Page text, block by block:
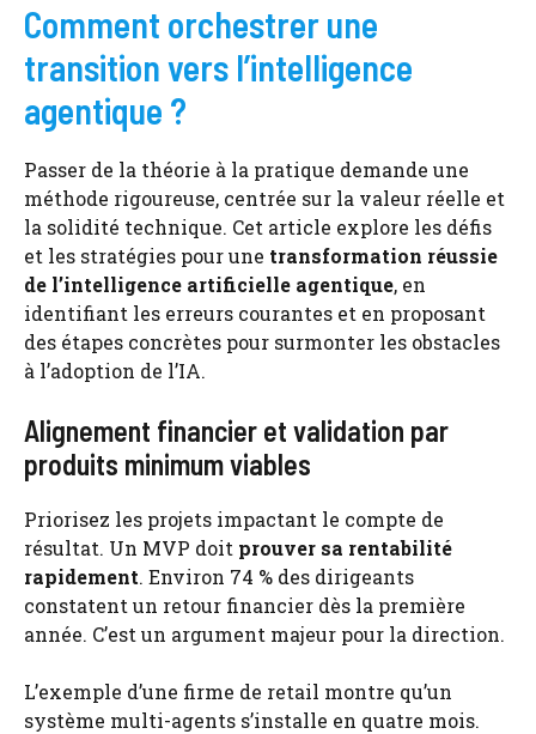
Comment orchestrer une
transition vers l’intelligence
agentique ?
Passer de la théorie à la pratique demande une
méthode rigoureuse, centrée sur la valeur réelle et
la solidité technique. Cet article explore les défis
et les stratégies pour une transformation réussie
de l’intelligence artificielle agentique, en
identifiant les erreurs courantes et en proposant
des étapes concrètes pour surmonter les obstacles
à l’adoption de l’IA.
Alignement financier et validation par
produits minimum viables
Priorisez les projets impactant le compte de
résultat. Un MVP doit prouver sa rentabilité
rapidement. Environ 74 % des dirigeants
constatent un retour financier dès la première
année. C’est un argument majeur pour la direction.
L’exemple d’une firme de retail montre qu’un
système multi-agents s’installe en quatre mois.